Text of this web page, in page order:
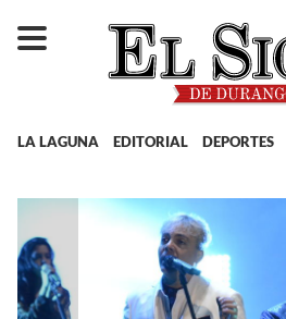
LA LAGUNA EDITORIAL DEPORTES